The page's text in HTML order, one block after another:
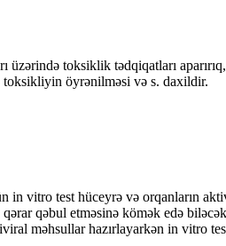
toksiklik tədqiqatları
toksikliyin öyrənilməsi və s. daxildir.
vitro test hüceyrə və orqanların
qəbul etməsinə kömək edə
məhsullar hazırlayarkən in vitro